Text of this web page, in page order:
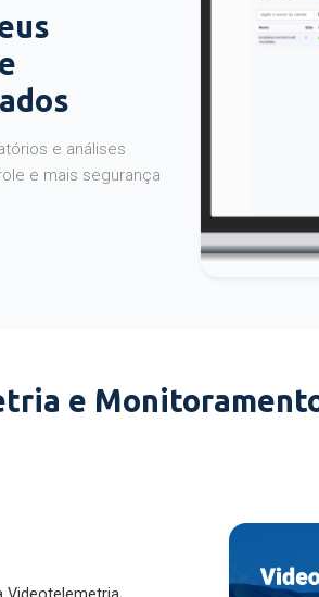
e análises
e mais segurança
e